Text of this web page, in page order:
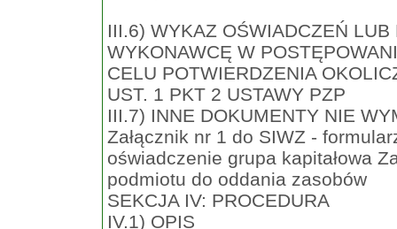
III.6) WYKAZ OŚWIADCZEŃ
WYKONAWCĘ W
CELU POTWIERDZENIA
UST. 1 PKT 2 USTAWY PZP
III.7) INNE DOKUMENTY NIE
Załącznik nr 1 do SIWZ -
oświadczenie grupa kapitałowa
podmiotu do oddania zasobów
SEKCJA IV: PROCEDURA
IV.1) OPIS